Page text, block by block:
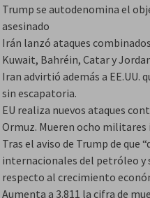
Trump se autodenomina el
asesinado
Irán lanzó ataques
Kuwait, Bahréin, Catar y
Iran advirtió además a
sin escapatoria.
EU realiza nuevos ataques
Ormuz. Mueren ocho militares
Tras el aviso de Trump de que
internacionales del petróleo y
respecto al crecimiento
Aumenta a 3.811 la cifra de